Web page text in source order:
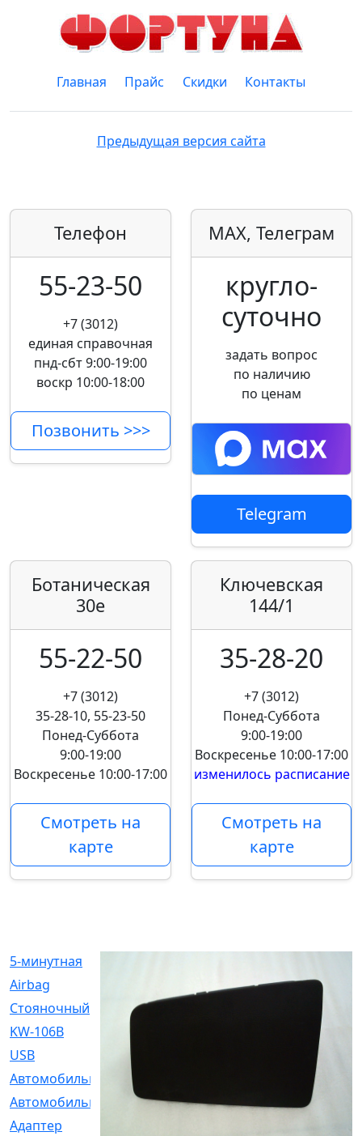
Главная Прайс Скидки Контакты
Предыдущая версия сайта
Телефон
55-23-50
+7 (3012)
единая справочная
пнд-сбт 9:00-19:00
воскр 10:00-18:00
Позвонить >>>
MAX, Телеграм
кругло­
суточно
задать вопрос
по наличию
по ценам
Telegram
Ботаническая
30е
55-22-50
+7 (3012)
35-28-10, 55-23-50
Понед-Суббота
9:00-19:00
Воскресенье 10:00-17:00
Смотреть на
карте
Ключевская
144/1
35-28-20
+7 (3012)
Понед-Суббота
9:00-19:00
Воскресенье 10:00-17:00
изменилось расписание
Смотреть на
карте
5-минутная
Airbag
Cтояночный
[1]
KW-106B
USB
Автомобильное
Автомобильный
[6]
Адаптер